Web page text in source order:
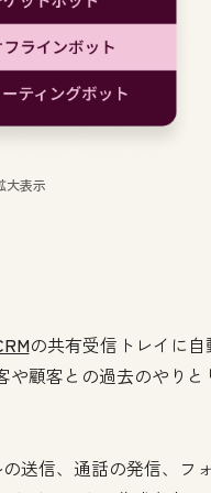
大表示
の共有受信トレイに自
顧客との過去のやりと
送信、通話の発信、フ